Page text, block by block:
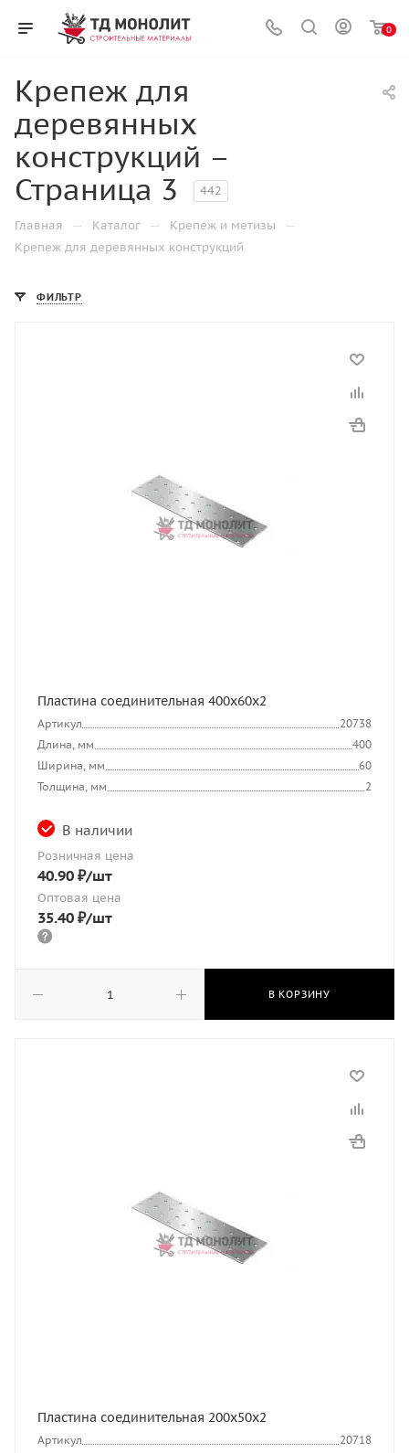
0
Крепеж для
деревянных
конструкций –
Страница 3
442
Главная — Каталог — Крепеж и метизы —
Крепеж для деревянных конструкций
ФИЛЬТР
Пластина соединительная 400х60х2
Артикул
20738
Длина, мм
400
Ширина, мм
60
Толщина, мм
2
В наличии
Розничная цена
40.90 ₽/шт
Оптовая цена
35.40 ₽/шт
В КОРЗИНУ
Пластина соединительная 200х50х2
Артикул
20718